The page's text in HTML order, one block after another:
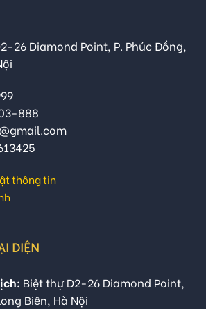
26 Diamond Point, P. Phúc Đồng,
888
thông tin
DIỆN
Biệt thự D2-26 Diamond Point,
Biên, Hà Nội